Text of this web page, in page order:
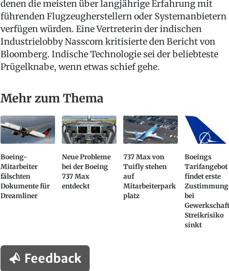
denen die meisten über langjährige Erfahrung mit
führenden Flugzeugherstellern oder Systemanbietern
verfügen würden. Eine Vertreterin der indischen
Industrielobby Nasscom kritisierte den Bericht von
Bloomberg. Indische Technologie sei der beliebteste
Prügelknabe, wenn etwas schief gehe.
Mehr zum Thema
Boeing-
Mitarbeiter
fälschten
Dokumente für
Dreamliner
Neue Probleme
bei der Boeing
737 Max
entdeckt
737 Max von
Tuifly stehen
auf
Mitarbeiterpark
platz
Boeings
Tarifangebot
findet erste
Zustimmung
bei
Streikrisiko
sinkt
Feedback